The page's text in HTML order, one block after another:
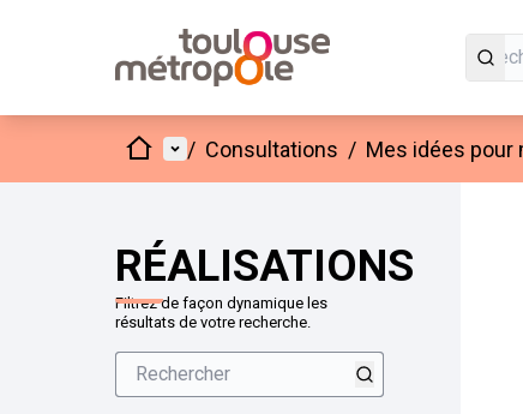
AccueilMenu principal
/ Consultations / Mes idées pour
RÉALISATIONS
Filtrez de façon dynamique les
résultats de votre recherche.